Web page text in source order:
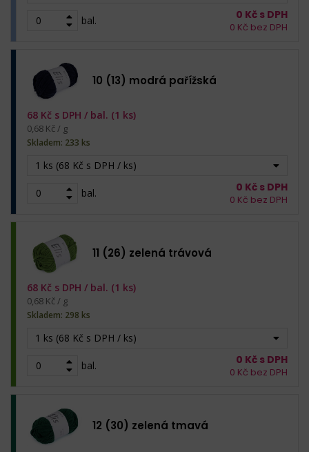
bal. 0 Kč s DPH
0 Kč bez DPH
10 (13) modrá pařížská
1 ks (68 Kč s DPH / ks)
bal.
68 Kč s DPH / bal. (1 ks)
0,68 Kč / g
Skladem: 233 ks
0 Kč s DPH
0 Kč bez DPH
11 (26) zelená trávová
1 ks (68 Kč s DPH / ks)
bal.
68 Kč s DPH / bal. (1 ks)
0,68 Kč / g
Skladem: 298 ks
0 Kč s DPH
0 Kč bez DPH
12 (30) zelená tmavá